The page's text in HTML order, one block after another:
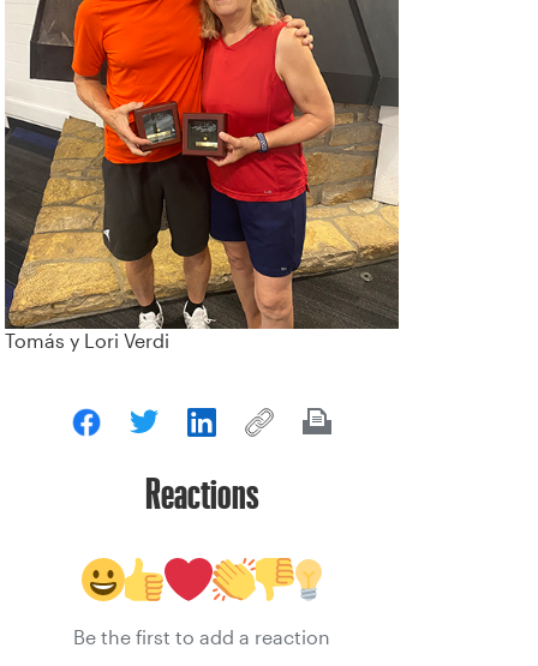
Tomás y Lori Verdi
Reactions
Be the first to add a reaction